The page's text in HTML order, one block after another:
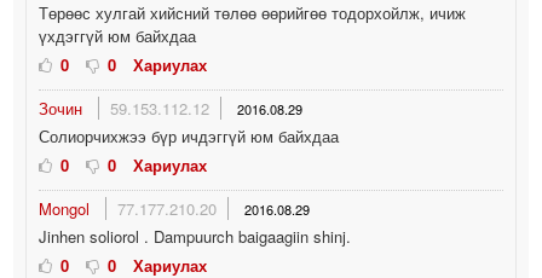
Төрөөс хулгай хийсний төлөө өөрийгөө тодорхойлж, ичиж
үхдэггүй юм байхдаа
0
0
Хариулах
Зочин
59.153.112.12 2016.08.29
Солиорчихжээ бүр ичдэггүй юм байхдаа
0
0
Хариулах
Mongol
77.177.210.20 2016.08.29
Jinhen soliorol . Dampuurch baigaagiin shinj.
0
0
Хариулах